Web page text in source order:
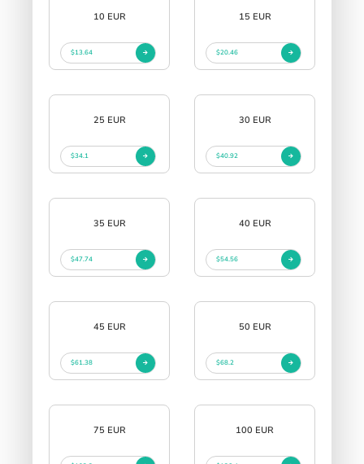
10 EUR
$13.64
15 EUR
$20.46
25 EUR
$34.1
30 EUR
$40.92
35 EUR
$47.74
40 EUR
$54.56
45 EUR
$61.38
50 EUR
$68.2
75 EUR 100 EUR